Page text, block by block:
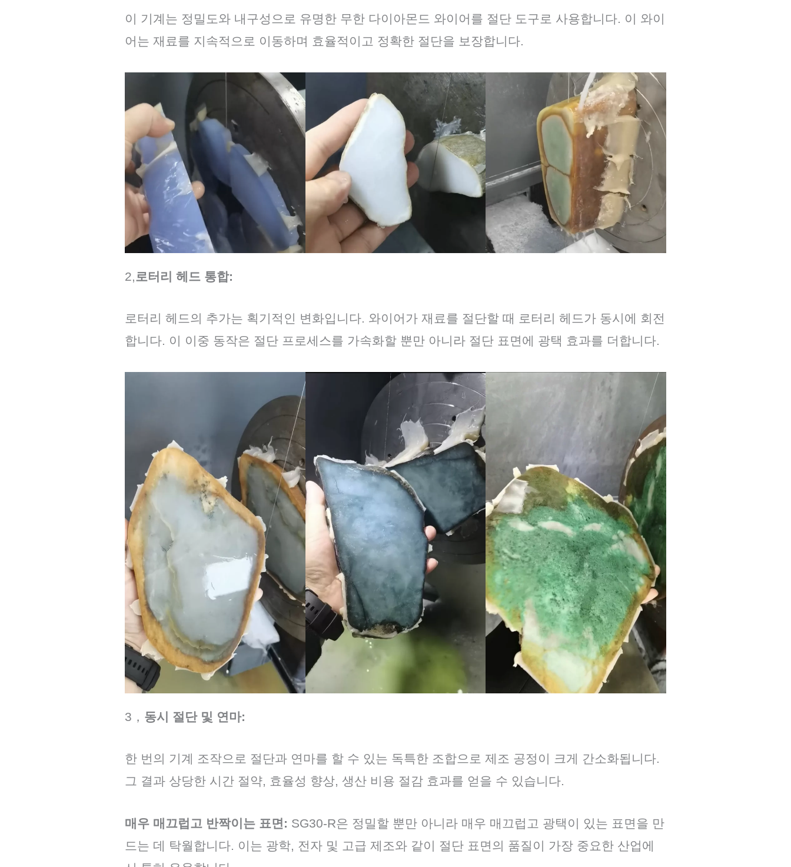
이 기계는 정밀도와 내구성으로 유명한 무한 다이아몬드 와이어를 절단 도구로 사용합니다. 이 와이
어는 재료를 지속적으로 이동하며 효율적이고 정확한 절단을 보장합니다.
2,로터리 헤드 통합:
로터리 헤드의 추가는 획기적인 변화입니다. 와이어가 재료를 절단할 때 로터리 헤드가 동시에 회전
합니다. 이 이중 동작은 절단 프로세스를 가속화할 뿐만 아니라 절단 표면에 광택 효과를 더합니다.
3， 동시 절단 및 연마:
한 번의 기계 조작으로 절단과 연마를 할 수 있는 독특한 조합으로 제조 공정이 크게 간소화됩니다.
그 결과 상당한 시간 절약, 효율성 향상, 생산 비용 절감 효과를 얻을 수 있습니다.
매우 매끄럽고 반짝이는 표면: SG30-R은 정밀할 뿐만 아니라 매우 매끄럽고 광택이 있는 표면을 만
드는 데 탁월합니다. 이는 광학, 전자 및 고급 제조와 같이 절단 표면의 품질이 가장 중요한 산업에